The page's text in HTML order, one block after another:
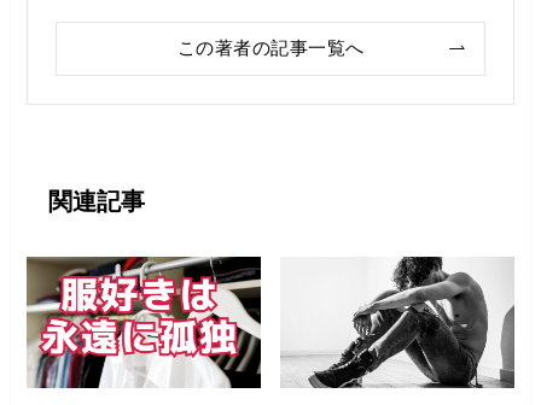
この著者の記事一覧へ
関連記事